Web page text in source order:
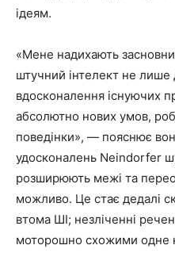
ідеям.
«Мене надихають
штучний інтелект не лише
вдосконалення існуючих
абсолютно нових умов,
поведінки», — пояснює
удосконалень Neindorfer
розширюють межі та
можливо. Це стає дедалі
втома ШІ; незліченні
моторошно схожими одне